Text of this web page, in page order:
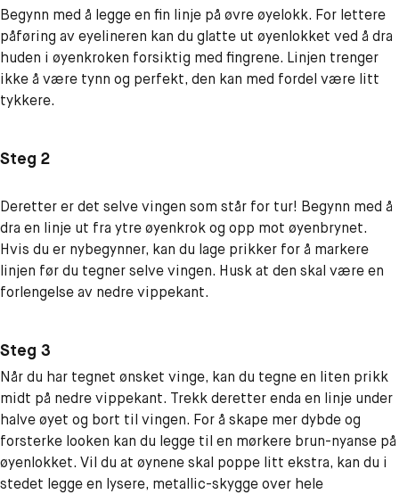
Begynn med å legge en fin linje på øvre øyelokk. For lettere
påføring av eyelineren kan du glatte ut øyenlokket ved å dra
huden i øyenkroken forsiktig med fingrene. Linjen trenger
ikke å være tynn og perfekt, den kan med fordel være litt
tykkere.
Steg 2
Deretter er det selve vingen som står for tur! Begynn med å
dra en linje ut fra ytre øyenkrok og opp mot øyenbrynet.
Hvis du er nybegynner, kan du lage prikker for å markere
linjen før du tegner selve vingen. Husk at den skal være en
forlengelse av nedre vippekant.
Steg 3
Når du har tegnet ønsket vinge, kan du tegne en liten prikk
midt på nedre vippekant. Trekk deretter enda en linje under
halve øyet og bort til vingen. For å skape mer dybde og
forsterke looken kan du legge til en mørkere brun-nyanse på
øyenlokket. Vil du at øynene skal poppe litt ekstra, kan du i
stedet legge en lysere, metallic-skygge over hele